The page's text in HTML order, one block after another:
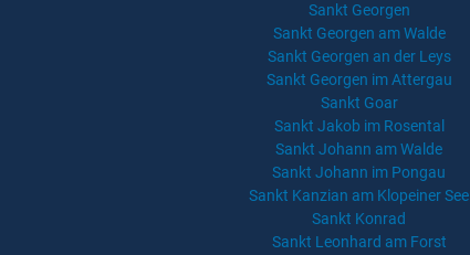
Sankt Georgen
Sankt Georgen am Walde
Sankt Georgen an der Leys
Sankt Georgen im Attergau
Sankt Goar
Sankt Jakob im Rosental
Sankt Johann am Walde
Sankt Johann im Pongau
Sankt Kanzian am Klopeiner See
Sankt Konrad
Sankt Leonhard am Forst